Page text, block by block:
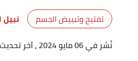
تفتيح وتبييض الجسم نبيل
نُشر في 06 مايو 2024
، آخر تحديث 27 أغسطس 2024